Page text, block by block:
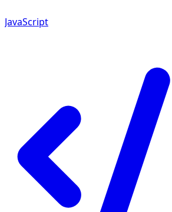
JavaScript